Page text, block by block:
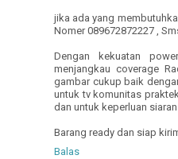
jika ada yang
Nomer 089672872227 ,
Dengan kekuatan
menjangkau coverage
gambar cukup baik
untuk tv komunitas
dan untuk keperluan
Barang ready dan siap
Balas